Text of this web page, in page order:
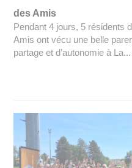
des Amis
Pendant 4 jours, 5 résidents
Amis ont vécu une belle
partage et d’autonomie à La...